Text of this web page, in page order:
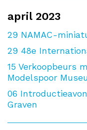
april 2023
29 NAMAC-
29 48e
15 Verkoopbeurs
Modelspoor
06
Graven